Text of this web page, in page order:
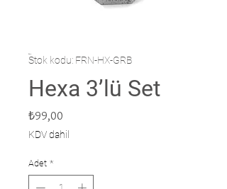
Stok kodu: FRN-HX-GRB
Hexa 3’lü Set
₺99,00
KDV dahil
Adet *